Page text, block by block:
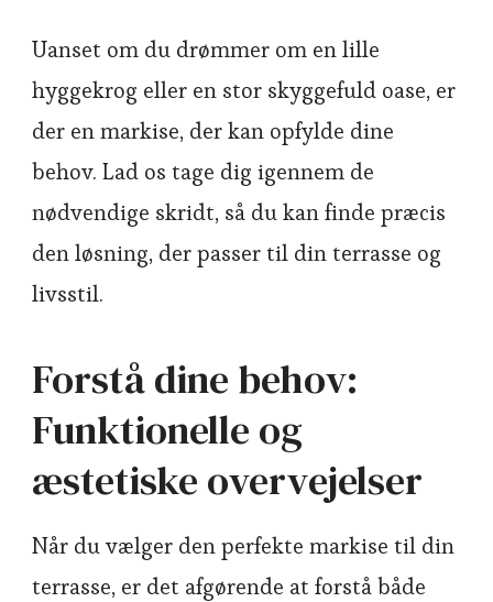
Uanset om du drømmer om en lille
hyggekrog eller en stor skyggefuld oase, er
der en markise, der kan opfylde dine
behov. Lad os tage dig igennem de
nødvendige skridt, så du kan finde præcis
den løsning, der passer til din terrasse og
livsstil.
Forstå dine behov:
Funktionelle og
æstetiske overvejelser
Når du vælger den perfekte markise til din
terrasse, er det afgørende at forstå både